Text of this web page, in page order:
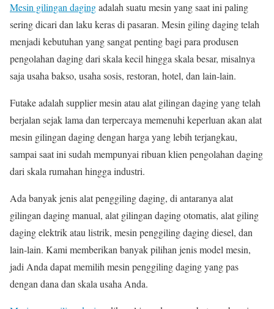
Mesin gilingan dagingadalah suatu mesin yang saat ini paling
sering dicari dan laku keras di pasaran. Mesin giling daging telah
menjadi kebutuhan yang sangat penting bagi para produsen
pengolahan daging dari skala kecil hingga skala besar, misalnya
saja usaha bakso, usaha sosis, restoran, hotel, dan lain-lain.
Futake adalah supplier mesin atau alat gilingan daging yang telah
berjalan sejak lama dan terpercaya memenuhi keperluan akan alat
mesin gilingan daging dengan harga yang lebih terjangkau,
sampai saat ini sudah mempunyai ribuan klien pengolahan daging
dari skala rumahan hingga industri.
Ada banyak jenis alat penggiling daging, di antaranya alat
gilingan daging manual, alat gilingan daging otomatis, alat giling
daging elektrik atau listrik, mesin penggiling daging diesel, dan
lain-lain. Kami memberikan banyak pilihan jenis model mesin,
jadi Anda dapat memilih mesin penggiling daging yang pas
dengan dana dan skala usaha Anda.